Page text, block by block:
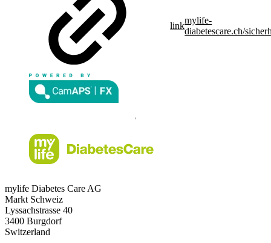
link
mylife-
diabetescare.ch/
mylife Diabetes Care AG
Markt Schweiz
Lyssachstrasse 40
3400 Burgdorf
Switzerland